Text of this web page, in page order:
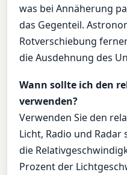
was bei Annäherung
das Gegenteil.
Rotverschiebung
die Ausdehnung des
Wann sollte ich den
verwenden?
Verwenden Sie den
Licht, Radio und
die
Prozent der